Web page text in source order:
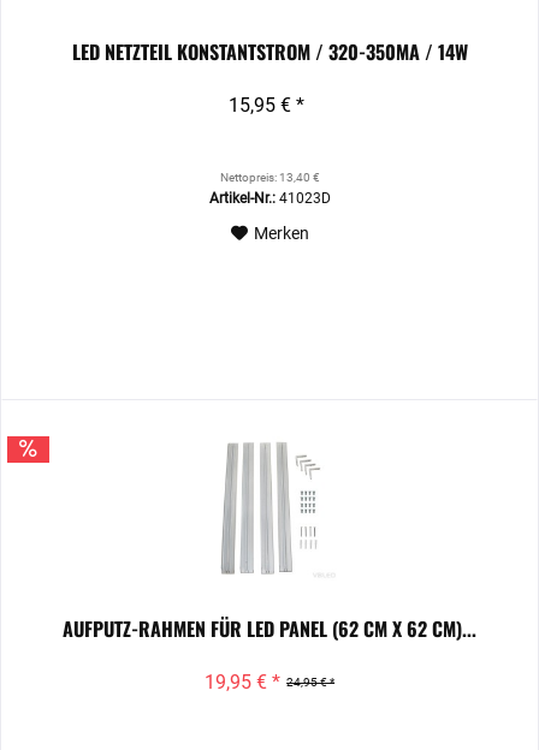
LED NETZTEIL KONSTANTSTROM / 320-350MA / 14W
15,95 € *
Nettopreis: 13,40 €
Artikel-Nr.:41023D
Merken
AUFPUTZ-RAHMEN FÜR LED PANEL (62 CM X 62 CM)...
24,95 € *
19,95 € *